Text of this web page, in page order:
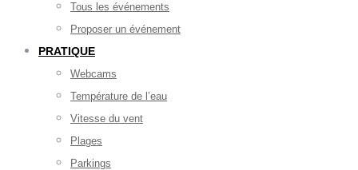
Tous les événements
Proposer un événement
PRATIQUE
Webcams
Température de l’eau
Vitesse du vent
Plages
Parkings